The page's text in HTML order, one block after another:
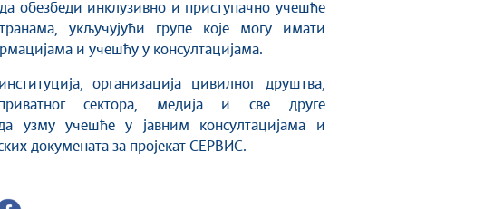
обезбеди инклузивно и приступачно учешће
укључујући групе које могу имати
и учешћу у консултацијама.
организација цивилног друштва,
сектора, медија и све друге
да узму учешће у јавним консултацијама и
докумената за пројекат СЕРВИС.